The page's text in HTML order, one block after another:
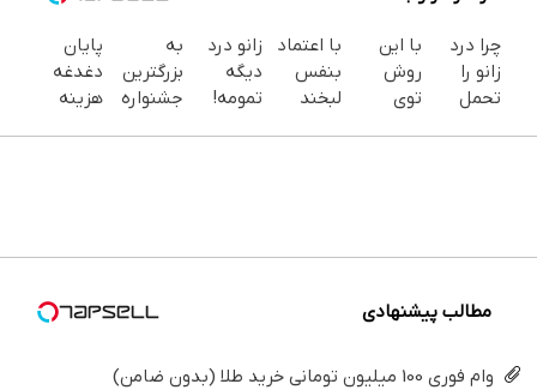
چرا درد
زانو را
تحمل
کن
با این
روش
توی
با اعتماد
بنفس
لبخند
زانو درد
دیگه
تمومه!
به
بزرگترین
جشنواره
پایان
دغدغه
هزینه
کننده
مطالب پیشنهادی
وام فوری 100 میلیون تومانی خرید طلا (بدون ضامن)